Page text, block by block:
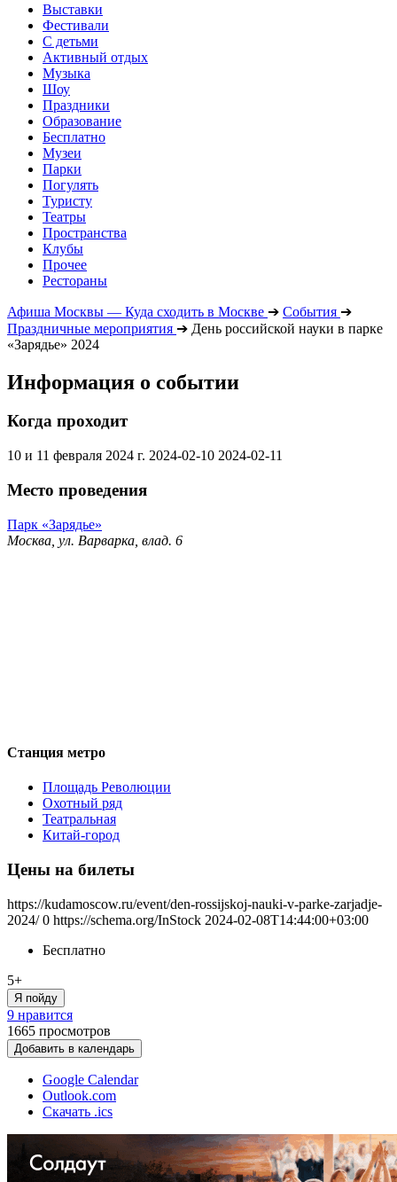
Выставки
Фестивали
С детьми
Активный отдых
Музыка
Шоу
Праздники
Образование
Бесплатно
Музеи
Парки
Погулять
Туристу
Театры
Пространства
Клубы
Прочее
Рестораны
Афиша Москвы — Куда сходить в Москве ➔ События ➔
Праздничные мероприятия ➔ День российской науки в парке
«Зарядье» 2024
Информация о событии
Когда проходит
10 и 11 февраля 2024 г. 2024-02-10 2024-02-11
Место проведения
Парк «Зарядье»
Москва, ул. Варварка, влад. 6
Станция метро
Площадь Революции
Охотный ряд
Театральная
Китай-город
Цены на билеты
https://kudamoscow.ru/event/den-rossijskoj-nauki-v-parke-zarjadje-
2024/ 0 https://schema.org/InStock 2024-02-08T14:44:00+03:00
Бесплатно
5+
Я пойду
9 нравится
1665 просмотров
Добавить в календарь
Google Calendar
Outlook.com
Скачать .ics